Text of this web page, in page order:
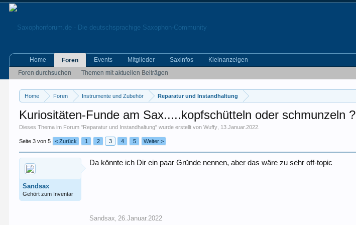
Home Foren Instrumente und Zubehör Reparatur und Instandhaltung
Kuriositäten-Funde am Sax.....kopfschütteln oder schmunzeln ?
Dieses Thema im Forum "Reparatur und Instandhaltung" wurde erstellt vonWuffy 13.Januar.2022
Seite 3 von 5 < Zurück 1 2 3 4 5 Weiter >
Sandsax
Gehört zum Inventar
Da könnte ich Dir ein paar Gründe nennen, aber das wäre zu sehr off-topic
Sandsax 26.Januar.2022
Home
Foren
Foren durchsuchen
Themen mit aktuellen Beiträgen
Events Mitglieder Saxinfos Kleinanzeigen